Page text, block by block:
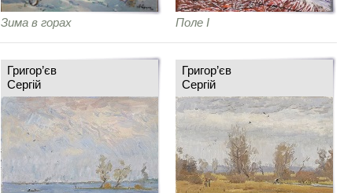
Зима в горах Поле І
Григор’єв
Сергій
Григор’єв
Сергій